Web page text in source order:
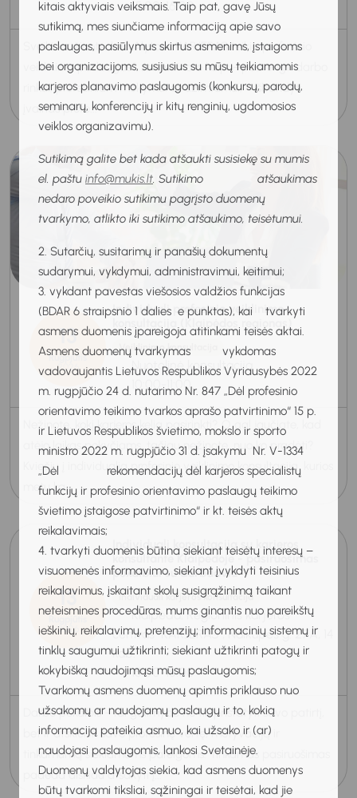
kitais aktyviais veiksmais. Taip pat, gavę Jūsų
sutikimą, mes siunčiame informaciją apie savo
paslaugas, pasiūlymus skirtus asmenims, įstaigoms
bei organizacijoms, susijusius su mūsų teikiamomis
karjeros planavimo paslaugomis (konkursų, parodų,
seminarų, konferencijų ir kitų renginių, ugdomosios
veiklos organizavimu).
Sutikimą galite bet kada atšaukti susisiekę su mumis
el. paštu info@mukis.lt. Sutikimo atšaukimas
nedaro poveikio sutikimu pagrįsto duomenų
tvarkymo, atlikto iki sutikimo atšaukimo, teisėtumui.
2. Sutarčių, susitarimų ir panašių dokumentų
sudarymui, vykdymui, administravimui, keitimui;
3. vykdant pavestas viešosios valdžios funkcijas
(BDAR 6 straipsnio 1 dalies e punktas), kai tvarkyti
asmens duomenis įpareigoja atitinkami teisės aktai.
Asmens duomenų tvarkymas vykdomas
vadovaujantis Lietuvos Respublikos Vyriausybės 2022
m. rugpjūčio 24 d. nutarimo Nr. 847 „Dėl profesinio
orientavimo teikimo tvarkos aprašo patvirtinimo“ 15 p.
ir Lietuvos Respublikos švietimo, mokslo ir sporto
ministro 2022 m. rugpjūčio 31 d. įsakymu Nr. V-1334
„Dėl rekomendacijų dėl karjeros specialistų
funkcijų ir profesinio orientavimo paslaugų teikimo
švietimo įstaigose patvirtinimo“ ir kt. teisės aktų
reikalavimais;
4. tvarkyti duomenis būtina siekiant teisėtų interesų –
visuomenės informavimo, siekiant įvykdyti teisinius
reikalavimus, įskaitant skolų susigrąžinimą taikant
neteismines procedūras, mums ginantis nuo pareikštų
ieškinių, reikalavimų, pretenzijų; informacinių sistemų ir
tinklų saugumui užtikrinti; siekiant užtikrinti patogų ir
kokybišką naudojimąsi mūsų paslaugomis;
Tvarkomų asmens duomenų apimtis priklauso nuo
užsakomų ar naudojamų paslaugų ir to, kokią
informaciją pateikia asmuo, kai užsako ir (ar)
naudojasi paslaugomis, lankosi Svetainėje.
Duomenų valdytojas siekia, kad asmens duomenys
būtų tvarkomi tiksliai, sąžiningai ir teisėtai, kad jie
15:00-16:00
Sveiki, ar žinote, kad Alytaus KARJERAS teikia profesinio
veiklinimo paslaugas? Jei nežinote kaip: - pasirengti darbo
rinkai, profesiniam mokymui ar užimtumui; - išbandyti
įvairias profe...
13
Rugpjūtis
2026
Individuali profesinio veiklinimo
konsultacija (Klaipėdos regionas)
Veiklinimo konsultacija
Nuotolinė konsultacija
10:00-11:00
Nežinote, kokį karjeros kelią pasirinkti? O gal jaučiate, kad
atėjo laikas pokyčiams, tačiau nežinote, nuo ko pradėti?
Kviečiu į individualią profesinio veiklinimo konsultaciją, kurios
metu ka...
13
Rugpjūtis
2026
Individuali konsultacija su karjeros
konsultante Klaipėdoje - pasiruošimas
pokalbiui su darbdaviu
Individuali karjeros konsultacija
Klaipėda, Regioninis karjeros
centras "KARJERAS", Naikupės g. 27A, 14
kab.
15:00-16:00
Darbo pokalbis - tai galimybė ne tik pristatyti savo patirtį,
bet ir atskleisti savo profesinę vertę, motyvaciją ir
tinkamumą siekiamoms pareigoms. Tinkamas pasiruošimas
padeda aiškiau atsakyti į...